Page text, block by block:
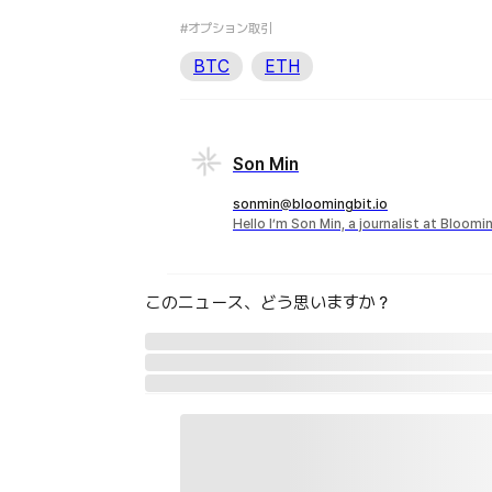
#オプション取引
BTC ETH
Son Min
sonmin@bloomingbit.io
Hello I’m Son Min, a journalist at
このニュース、どう思いますか？